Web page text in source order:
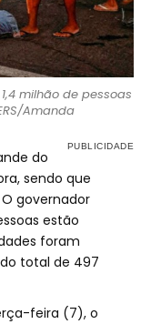
milhão de pessoas
Amanda
do
sendo que
governador
estão
foram
total de 497
feira (7), o